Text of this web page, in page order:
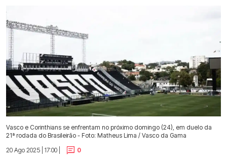
Vasco e Corinthians se enfrentam no próximo domingo (24), em duelo da
21ª rodada do Brasileirão - Foto: Matheus Lima / Vasco da Gama
20 Ago 2025 | 17:00 |
0